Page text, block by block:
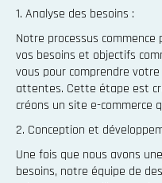
1. Analyse des besoins :
Notre processus
vos besoins et objectifs
vous pour comprendre
attentes. Cette étape est
créons un site e-commerce
2. Conception et
Une fois que nous avons
besoins, notre équipe de